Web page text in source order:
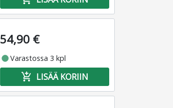
54,90 €
fiber_manual_recordVarastossa 3 kpl
add_shopping_cart LISÄÄ KORIIN